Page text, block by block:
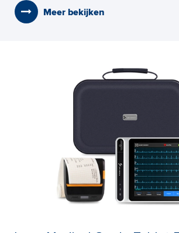
Meer bekijken